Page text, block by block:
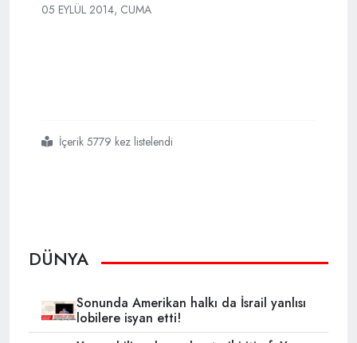
05 EYLÜL 2014, CUMA
#39
#toronto
#uluslararası
#film
#festivali
#başladıİçerik 5779 kez listelendi
DÜNYA
Sonunda Amerikan halkı da İsrail yanlısı
lobilere isyan etti!